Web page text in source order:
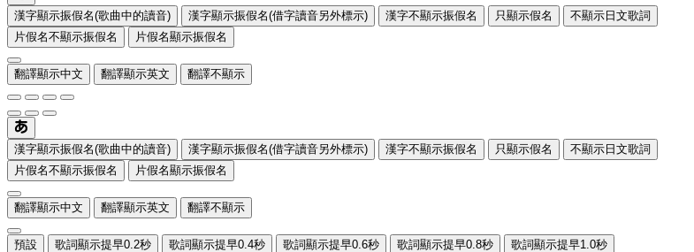
漢字顯示振假名(歌曲中的讀音) 漢字顯示振假名(借字讀音另外標示) 漢字不顯示振假名 只顯示假名
不顯示日文歌詞
片假名不顯示振假名
片假名顯示振假名
翻譯顯示中文 翻譯顯示英文 翻譯不顯示
漢字顯示振假名(歌曲中的讀音) 漢字顯示振假名(借字讀音另外標示) 漢字不顯示振假名 只顯示假名
不顯示日文歌詞
片假名不顯示振假名
片假名顯示振假名
翻譯顯示中文 翻譯顯示英文 翻譯不顯示
預設 歌詞顯示提早0.2秒 歌詞顯示提早0.4秒 歌詞顯示提早0.6秒 歌詞顯示提早0.8秒 歌詞顯示提早1.0秒